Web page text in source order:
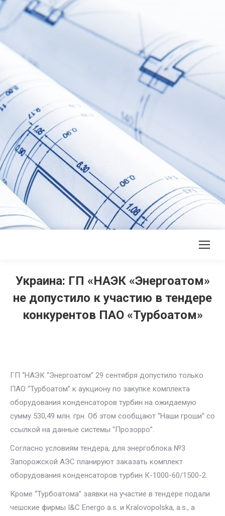
Украина: ГП «НАЭК «Энергоатом»
не допустило к участию в тендере
конкурентов ПАО «Турбоатом»
ГП “НАЭК “Энергоатом” 29 сентября допустило только
ПАО “Турбоатом” к аукциону по закупке комплекта
оборудования конденсаторов турбин на ожидаемую
сумму 530,49 млн. грн. Об этом сообщают “Наши гроши” со
ссылкой на данные системы “Прозорро”.
Согласно условиям тендера, для энергоблока №3
Запорожской АЭС планируют заказать комплект
оборудования конденсаторов турбин К-1000-60/1500-2.
Кроме “Турбоатома” заявки на участие в тендере подали
чешские фирмы I&C Energo a.s. и Kralovopolska, a.s., а